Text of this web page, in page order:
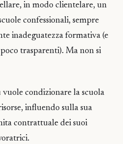
in modo clientelare, un
confessionali, sempre
inadeguatezza formativa (e
poco trasparenti). Ma non si
condizionare la scuola
influendo sulla sua
contrattuale dei suoi